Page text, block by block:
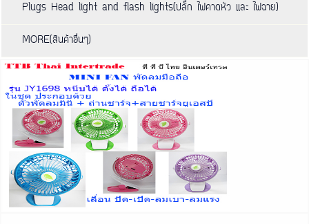
Plugs Head light and flash lights(ปลั๊ก ไฟคาดหัว และ ไฟฉาย)
MORE(สินค้าอื่นๆ)